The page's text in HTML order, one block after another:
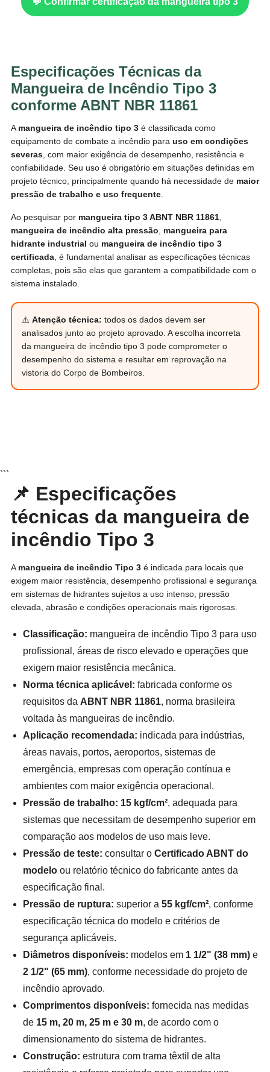
Especificações Técnicas da
Mangueira de Incêndio Tipo 3
conforme ABNT NBR 11861
A mangueira de incêndio tipo 3é classificada como
equipamento de combate a incêndio para uso em condições
severas, com maior exigência de desempenho, resistência e
confiabilidade. Seu uso é obrigatório em situações definidas em
projeto técnico, principalmente quando há necessidade de maior
pressão de trabalho e uso frequente.
Ao pesquisar por mangueira tipo 3 ABNT NBR 11861,
mangueira de incêndio alta pressão
mangueira para
hidrante industrial ou mangueira de incêndio tipo 3
certificada, é fundamental analisar as especificações técnicas
completas, pois são elas que garantem a compatibilidade com o
sistema instalado.
⚠️ Atenção técnica: todos os dados devem ser
analisados junto ao projeto aprovado. A escolha incorreta
da mangueira de incêndio tipo 3 pode comprometer o
desempenho do sistema e resultar em reprovação na
vistoria do Corpo de Bombeiros.
```
📌 Especificações
técnicas da mangueira de
incêndio Tipo 3
A mangueira de incêndio Tipo 3é indicada para locais que
exigem maior resistência, desempenho profissional e segurança
em sistemas de hidrantes sujeitos a uso intenso, pressão
elevada, abrasão e condições operacionais mais rigorosas.
Classificação: mangueira de incêndio Tipo 3 para uso
profissional, áreas de risco elevado e operações que
exigem maior resistência mecânica.
Norma técnica aplicável: fabricada conforme os
requisitos da ABNT NBR 11861, norma brasileira
voltada às mangueiras de incêndio.
Aplicação recomendada: indicada para indústrias,
áreas navais, portos, aeroportos, sistemas de
emergência, empresas com operação contínua e
ambientes com maior exigência operacional.
Pressão de trabalho: 15 kgf/cm², adequada para
sistemas que necessitam de desempenho superior em
comparação aos modelos de uso mais leve.
Pressão de teste: consultar o Certificado ABNT do
modeloou relatório técnico do fabricante antes da
especificação final.
Pressão de ruptura: superior a 55 kgf/cm², conforme
especificação técnica do modelo e critérios de
segurança aplicáveis.
Diâmetros disponíveis: modelos em 1 1/2" (38 mm)e
2 1/2" (65 mm), conforme necessidade do projeto de
incêndio aprovado.
Comprimentos disponíveis: fornecida nas medidas
de 15 m, 20 m, 25 m e 30 m, de acordo com o
dimensionamento do sistema de hidrantes.
Construção: estrutura com trama têxtil de alta